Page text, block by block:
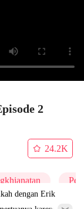
2
24.2K
dengan Erik